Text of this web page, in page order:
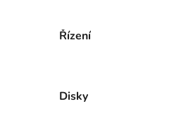
Řízení
Disky